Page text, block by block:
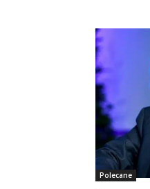
Polecane